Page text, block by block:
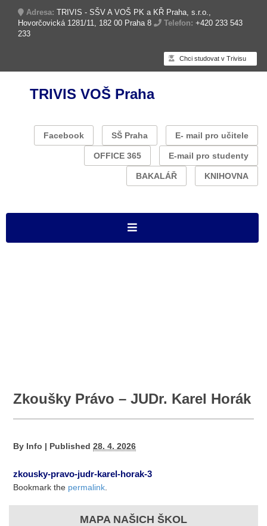
Adresa: TRIVIS - SŠV A VOŠ PK a KŘ Praha, s.r.o.,
Hovorčovická 1281/11, 182 00 Praha 8
Telefon: +420 233 543
233
Chci studovat v Trivisu
TRIVIS VOŠ Praha
Facebook SŠ Praha E- mail pro učitele
OFFICE 365 E-mail pro studenty
BAKALÁŘ KNIHOVNA
Zkoušky Právo – JUDr. Karel Horák
By Info | Published 28. 4. 2026
zkousky-pravo-judr-karel-horak-3
Bookmark the permalink
MAPA NAŠICH ŠKOL